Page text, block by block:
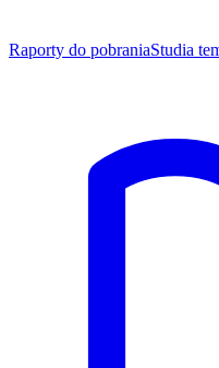
Raporty do pobraniaStudia